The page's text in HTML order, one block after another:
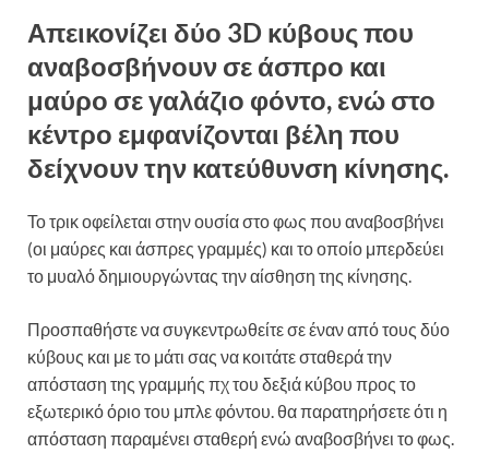
Απεικονίζει δύο 3D κύβους που
αναβοσβήνουν σε άσπρο και
μαύρο σε γαλάζιο φόντο, ενώ στο
κέντρο εμφανίζονται βέλη που
δείχνουν την κατεύθυνση κίνησης.
Το τρικ οφείλεται στην ουσία στο φως που αναβοσβήνει
(οι μαύρες και άσπρες γραμμές) και το οποίο μπερδεύει
το μυαλό δημιουργώντας την αίσθηση της κίνησης.
Προσπαθήστε να συγκεντρωθείτε σε έναν από τους δύο
κύβους και με το μάτι σας να κοιτάτε σταθερά την
απόσταση της γραμμής πχ του δεξιά κύβου προς το
εξωτερικό όριο του μπλε φόντου. θα παρατηρήσετε ότι η
απόσταση παραμένει σταθερή ενώ αναβοσβήνει το φως.